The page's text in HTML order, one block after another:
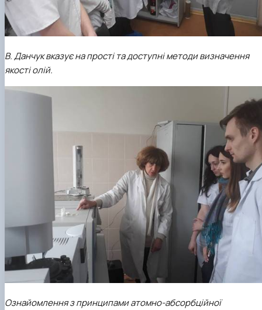
В. Данчук вказує на прості та доступні методи визначення
якості олій.
Ознайомлення з принципами атомно-абсорбційної